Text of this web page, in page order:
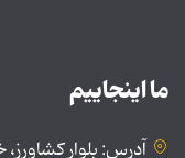
ما اینجاییم
آدرس: بلوار